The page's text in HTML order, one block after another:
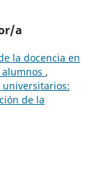
a
la docencia en
,
universitarios:
de la